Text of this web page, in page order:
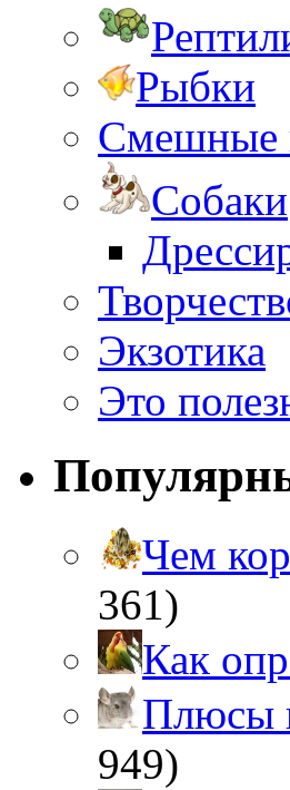
Рыбки
Смешные
Собаки
Экзотика
Это
Чем
361)
Как
Плюсы
949)